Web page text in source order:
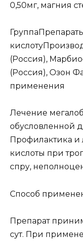
0,50мг, магния
(Россия),
(Россия), Озон
применения
Лечение
обусловленной
Профилактика
кислоты при
спру,
Способ
Препарат
сут. При